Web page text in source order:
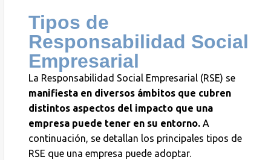
Tipos de
Responsabilidad Social
Empresarial
La Responsabilidad Social Empresarial (RSE) se
manifiesta en diversos ámbitos que cubren
distintos aspectos del impacto que una
empresa puede tener en su entorno. A
continuación, se detallan los principales tipos de
RSE que una empresa puede adoptar.